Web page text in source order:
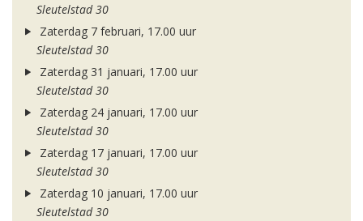
Sleutelstad 30
Zaterdag 7 februari, 17.00 uur
Sleutelstad 30
Zaterdag 31 januari, 17.00 uur
Sleutelstad 30
Zaterdag 24 januari, 17.00 uur
Sleutelstad 30
Zaterdag 17 januari, 17.00 uur
Sleutelstad 30
Zaterdag 10 januari, 17.00 uur
Sleutelstad 30